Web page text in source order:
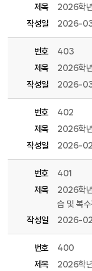
제목
2026학년
작성일
2026-
번호
403
제목
2026학년
작성일
2026-
번호
402
제목
2026학년
작성일
2026-
번호
401
제목
2026학년
습 및 복
작성일
2026-
번호
400
제목
2026학년